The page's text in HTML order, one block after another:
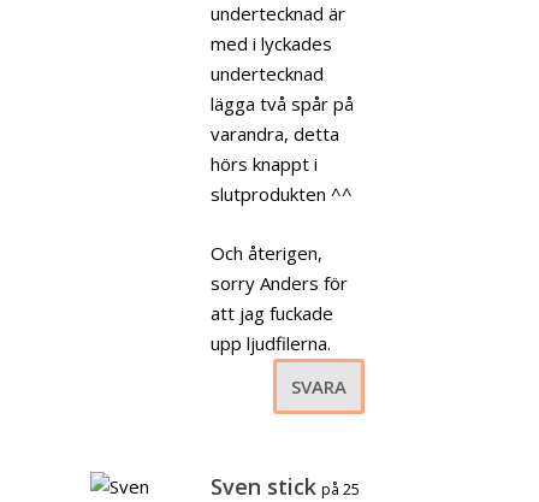
undertecknad är
med i lyckades
undertecknad
lägga två spår på
varandra, detta
hörs knappt i
slutprodukten ^^
Och återigen,
sorry Anders för
att jag fuckade
upp ljudfilerna.
SVARA
Sven stick på 25